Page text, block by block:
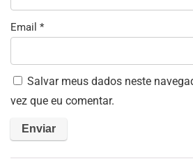
Email *
Salvar meus dados neste
vez que eu comentar.